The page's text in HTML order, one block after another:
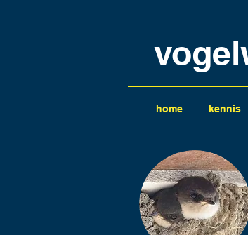
home kennis